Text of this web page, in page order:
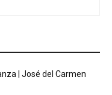
| José del Carmen